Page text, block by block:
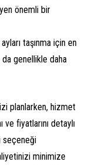
önemli bir
taşınma için en
genellikle daha
planlarken, hizmet
ve fiyatlarını detaylı
seçeneği
minimize